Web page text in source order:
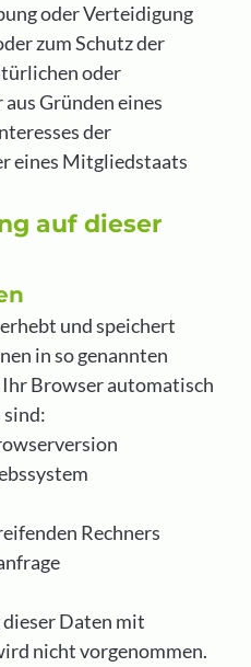
oder Verteidigung
zum Schutz der
oder
Gründen eines
der
eines Mitgliedstaats
auf dieser
und speichert
in so genannten
Browser automatisch
Rechners
Daten mit
nicht vorgenommen.